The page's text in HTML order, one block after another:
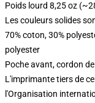
Poids lourd 8,25 oz
Les couleurs solides
70% coton, 30%
polyester
Poche avant, cordon
L'imprimante tiers de
l'Organisation